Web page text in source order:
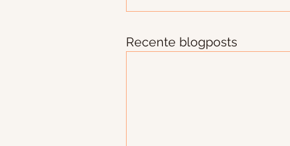
Recente blogposts